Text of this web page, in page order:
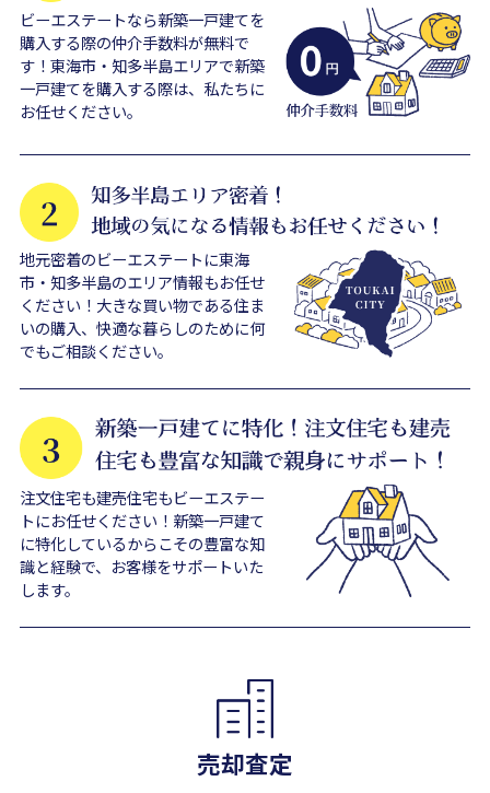
ビーエステートなら新築一戸建てを
購入する際の仲介手数料が無料で
す！東海市・知多半島エリアで新築
一戸建てを購入する際は、私たちに
お任せください。
地元密着のビーエステートに東海
市・知多半島のエリア情報もお任せ
ください！大きな買い物である住ま
いの購入、快適な暮らしのために何
でもご相談ください。
注文住宅も建売住宅もビーエステー
トにお任せください！新築一戸建て
に特化しているからこその豊富な知
識と経験で、お客様をサポートいた
します。
売却査定